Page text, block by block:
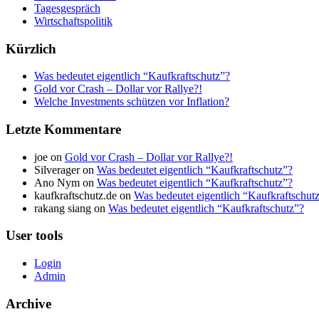
Tagesgespräch
Wirtschaftspolitik
Kürzlich
Was bedeutet eigentlich “Kaufkraftschutz”?
Gold vor Crash – Dollar vor Rallye?!
Welche Investments schützen vor Inflation?
Letzte Kommentare
joe on Gold vor Crash – Dollar vor Rallye?!
Silverager on Was bedeutet eigentlich “Kaufkraftschutz”?
Ano Nym on Was bedeutet eigentlich “Kaufkraftschutz”?
kaufkraftschutz.de on Was bedeutet eigentlich
rakang siang on Was bedeutet eigentlich “Kaufkraftschutz”?
User tools
Login
Admin
Archive